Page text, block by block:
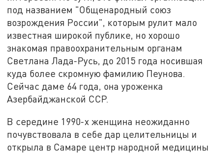
под названием "Общенародный союз
возрождения России", которым рулит мало
известная широкой публике, но хорошо
знакомая правоохранительным органам
Светлана Лада-Русь, до 2015 года носившая
куда более скромную фамилию Пеунова.
Сейчас даме 64 года, она уроженка
Азербайджанской ССР.
В середине 1990-х женщина неожиданно
почувствовала в себе дар целительницы и
открыла в Самаре центр народной медицины